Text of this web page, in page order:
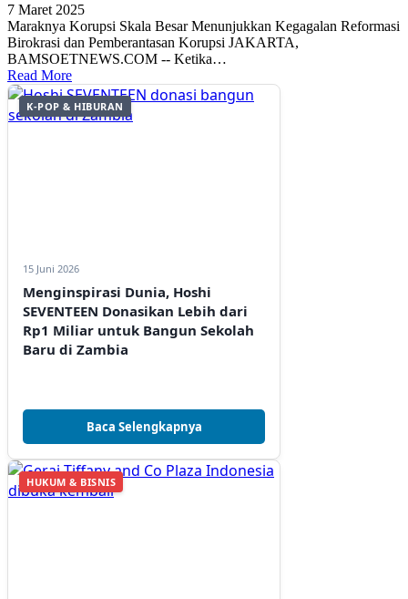
7 Maret 2025
Maraknya Korupsi Skala Besar Menunjukkan Kegagalan Reformasi
Birokrasi dan Pemberantasan Korupsi JAKARTA,
BAMSOETNEWS.COM -- Ketika…
Read More
K-POP & HIBURAN
15 Juni 2026
Menginspirasi Dunia, Hoshi
SEVENTEEN Donasikan Lebih dari
Rp1 Miliar untuk Bangun Sekolah
Baru di Zambia
Baca Selengkapnya
HUKUM & BISNIS